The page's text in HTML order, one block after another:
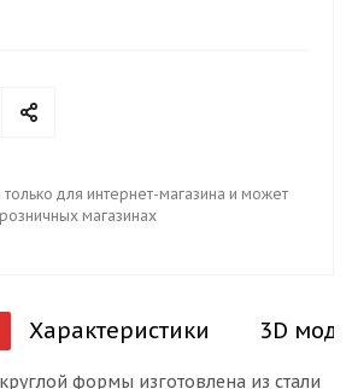
только для интернет-магазина и может
магазинах
Характеристики 3D
формы изготовлена из стали